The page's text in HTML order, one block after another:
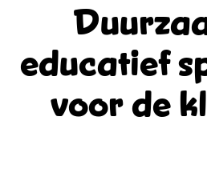
educatief
voor de